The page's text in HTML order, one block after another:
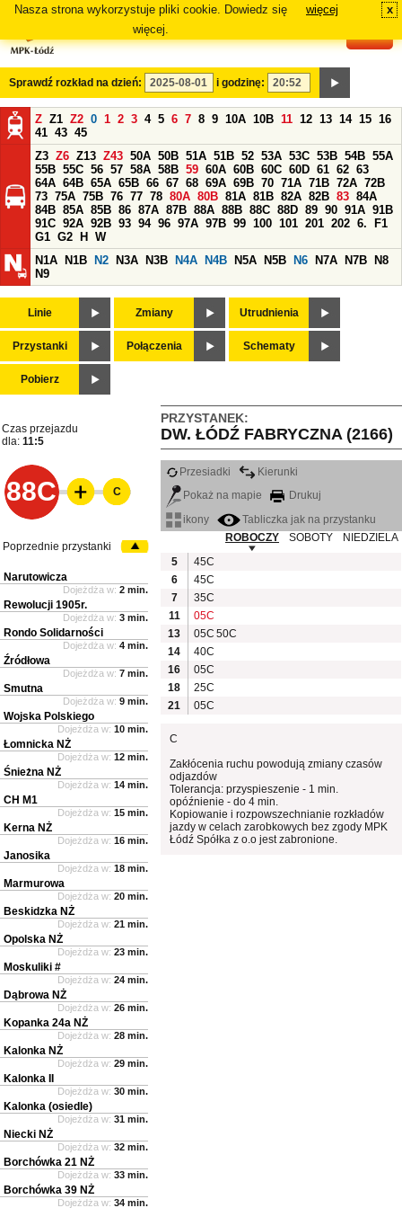
Nasza strona wykorzystuje pliki cookie. Dowiedz się
więcej.
więcej x
Sprawdź rozkład na dzień: i godzinę:
Z Z1 Z2 0 1 2 3 4 5 6 7 8 9 10A 10B 11 12 13 14 15 16
41 43 45
Z3 Z6 Z13 Z43 50A 50B 51A 51B 52 53A 53C 53B 54B 55A
55B 55C 56 57 58A 58B 59 60A 60B 60C 60D 61 62 63
64A 64B 65A 65B 66 67 68 69A 69B 70 71A 71B 72A 72B
73 75A 75B 76 77 78 80A 80B 81A 81B 82A 82B 83 84A
84B 85A 85B 86 87A 87B 88A 88B 88C 88D 89 90 91A 91B
91C 92A 92B 93 94 96 97A 97B 99 100 101 201 202 6.
F1
G1 G2 H
W
N1A
N1B N2 N3A N3B N4A N4B N5A N5B N6 N7A N7B
N8
N9
Linie Zmiany Utrudnienia
Przystanki Połączenia Schematy
Pobierz
PRZYSTANEK:
DW. ŁÓDŹ FABRYCZNA (2166)
Czas przejazdu
dla: 11:5
88C
Przesiadki
Kierunki
Pokaż na mapie
Drukuj
ikony
Tabliczka jak na przystanku
ROBOCZY
SOBOTY
NIEDZIELA
5
45C
6
45C
7
35C
11
05C
13
05C 50C
14
40C
16
05C
18
25C
21
05C
C
Zakłócenia ruchu powodują zmiany czasów
odjazdów
Tolerancja: przyspieszenie - 1 min.
opóźnienie - do 4 min.
Kopiowanie i rozpowszechnianie rozkładów
jazdy w celach zarobkowych bez zgody MPK
Łódź Spółka z o.o jest zabronione.
C
Poprzednie przystanki
Narutowicza
Dojeżdża w: 2 min.
Rewolucji 1905r.
Dojeżdża w: 3 min.
Rondo Solidarności
Dojeżdża w: 4 min.
Źródłowa
Dojeżdża w: 7 min.
Smutna
Dojeżdża w: 9 min.
Wojska Polskiego
Dojeżdża w: 10 min.
Łomnicka NŻ
Dojeżdża w: 12 min.
Śnieżna NŻ
Dojeżdża w: 14 min.
CH M1
Dojeżdża w: 15 min.
Kerna NŻ
Dojeżdża w: 16 min.
Janosika
Dojeżdża w: 18 min.
Marmurowa
Dojeżdża w: 20 min.
Beskidzka NŻ
Dojeżdża w: 21 min.
Opolska NŻ
Dojeżdża w: 23 min.
Moskuliki #
Dojeżdża w: 24 min.
Dąbrowa NŻ
Dojeżdża w: 26 min.
Kopanka 24a NŻ
Dojeżdża w: 28 min.
Kalonka NŻ
Dojeżdża w: 29 min.
Kalonka II
Dojeżdża w: 30 min.
Kalonka (osiedle)
Dojeżdża w: 31 min.
Niecki NŻ
Dojeżdża w: 32 min.
Borchówka 21 NŻ
Dojeżdża w: 33 min.
Borchówka 39 NŻ
Dojeżdża w: 34 min.